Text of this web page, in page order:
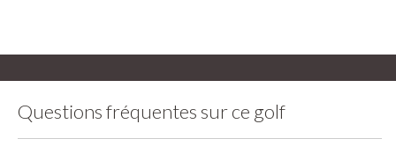
Questions fréquentes sur ce golf